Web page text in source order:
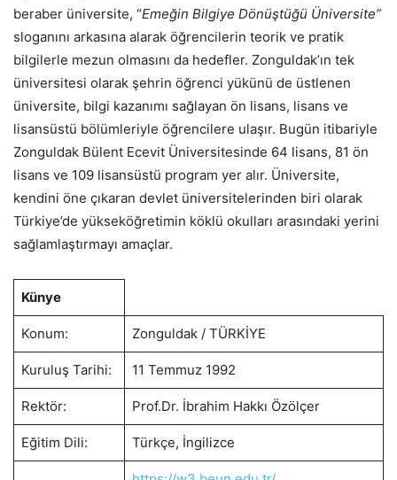
beraber üniversite, “Emeğin Bilgiye Dönüştüğü Üniversite”
sloganını arkasına alarak öğrencilerin teorik ve pratik
bilgilerle mezun olmasını da hedefler. Zonguldak’ın tek
üniversitesi olarak şehrin öğrenci yükünü de üstlenen
üniversite, bilgi kazanımı sağlayan ön lisans, lisans ve
lisansüstü bölümleriyle öğrencilere ulaşır. Bugün itibariyle
Zonguldak Bülent Ecevit Üniversitesinde 64 lisans, 81 ön
lisans ve 109 lisansüstü program yer alır. Üniversite,
kendini öne çıkaran devlet üniversitelerinden biri olarak
Türkiye’de yükseköğretimin köklü okulları arasındaki yerini
sağlamlaştırmayı amaçlar.
Künye
Konum: Zonguldak / TÜRKİYE
Kuruluş Tarihi: 11 Temmuz 1992
Rektör: Prof.Dr. İbrahim Hakkı Özölçer
Eğitim Dili: Türkçe, İngilizce